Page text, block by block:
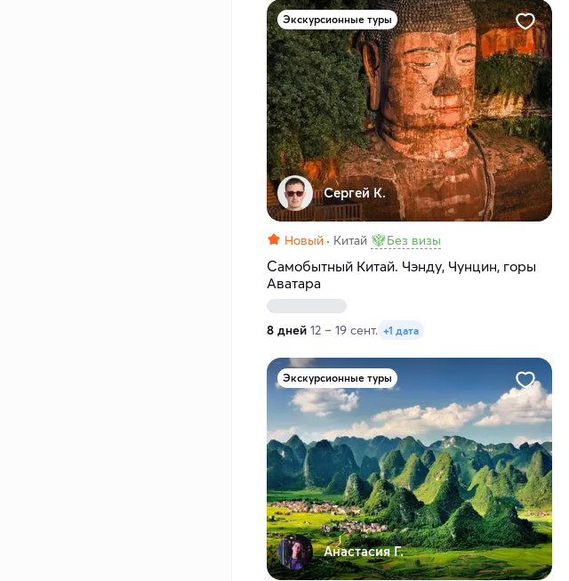
Экскурсионные туры
Сергей К.
Новый Китай Без визы
Самобытный Китай. Чэнду, Чунцин, горы
Аватара
8 дней 12 – 19 сент. +1 дата
Экскурсионные туры
Анастасия Г.